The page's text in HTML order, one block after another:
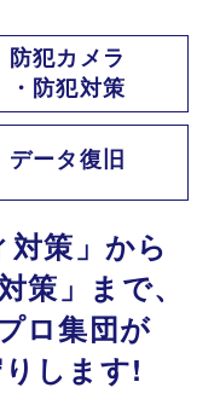
防犯カメラ
・防犯対策
データ復旧
策」 から
対策」 まで、
ロ集団が
します!